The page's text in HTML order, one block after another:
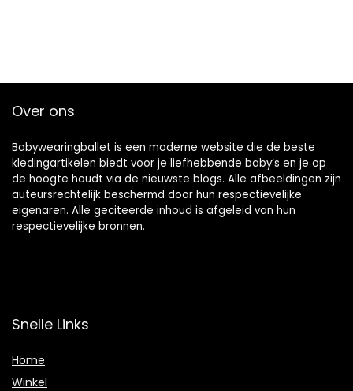
Over ons
Babywearingballet is een moderne website die de beste
kledingartikelen biedt voor je liefhebbende baby’s en je op
de hoogte houdt via de nieuwste blogs. Alle afbeeldingen zijn
auteursrechtelijk beschermd door hun respectievelijke
eigenaren. Alle geciteerde inhoud is afgeleid van hun
respectievelijke bronnen.
Snelle Links
Home
Winkel